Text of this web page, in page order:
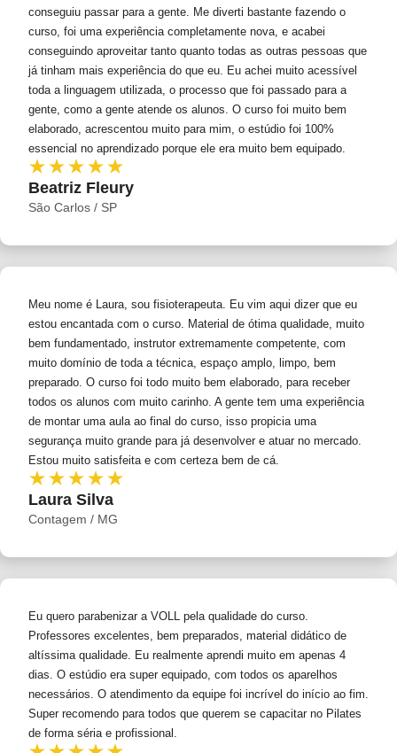
conseguiu passar para a gente. Me diverti bastante fazendo o
curso, foi uma experiência completamente nova, e acabei
conseguindo aproveitar tanto quanto todas as outras pessoas que
já tinham mais experiência do que eu. Eu achei muito acessível
toda a linguagem utilizada, o processo que foi passado para a
gente, como a gente atende os alunos. O curso foi muito bem
elaborado, acrescentou muito para mim, o estúdio foi 100%
essencial no aprendizado porque ele era muito bem equipado.
Beatriz Fleury
São Carlos / SP
Meu nome é Laura, sou fisioterapeuta. Eu vim aqui dizer que eu
estou encantada com o curso. Material de ótima qualidade, muito
bem fundamentado, instrutor extremamente competente, com
muito domínio de toda a técnica, espaço amplo, limpo, bem
preparado. O curso foi todo muito bem elaborado, para receber
todos os alunos com muito carinho. A gente tem uma experiência
de montar uma aula ao final do curso, isso propicia uma
segurança muito grande para já desenvolver e atuar no mercado.
Estou muito satisfeita e com certeza bem de cá.
Laura Silva
Contagem / MG
Eu quero parabenizar a VOLL pela qualidade do curso.
Professores excelentes, bem preparados, material didático de
altíssima qualidade. Eu realmente aprendi muito em apenas 4
dias. O estúdio era super equipado, com todos os aparelhos
necessários. O atendimento da equipe foi incrível do início ao fim.
Super recomendo para todos que querem se capacitar no Pilates
de forma séria e profissional.